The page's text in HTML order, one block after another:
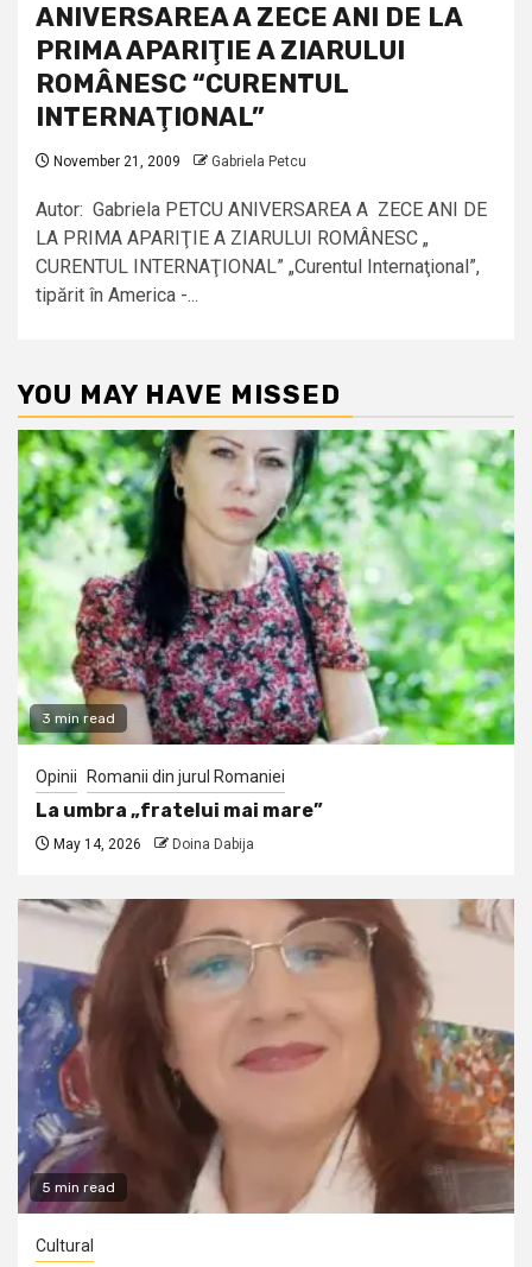
ANIVERSAREA A ZECE ANI DE LA
PRIMA APARIŢIE A ZIARULUI
ROMÂNESC “CURENTUL
INTERNAŢIONAL”
November 21, 2009 Gabriela Petcu
Autor: Gabriela PETCU ANIVERSAREA A ZECE ANI DE
LA PRIMA APARIŢIE A ZIARULUI ROMÂNESC „
CURENTUL INTERNAŢIONAL” „Curentul Internaţional”,
tipărit în America -...
YOU MAY HAVE MISSED
3 min read
Opinii Romanii din jurul Romaniei
La umbra „fratelui mai mare”
May 14, 2026 Doina Dabija
5 min read
Cultural